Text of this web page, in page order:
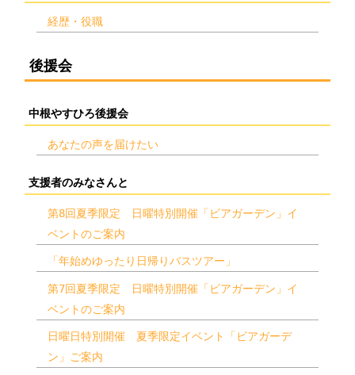
経歴・役職
後援会
中根やすひろ後援会
あなたの声を届けたい
支援者のみなさんと
第8回夏季限定 日曜特別開催「ビアガーデン」イ
ベントのご案内
「年始めゆったり日帰りバスツアー」
第7回夏季限定 日曜特別開催「ビアガーデン」イ
ベントのご案内
日曜日特別開催 夏季限定イベント「ビアガーデ
ン」ご案内